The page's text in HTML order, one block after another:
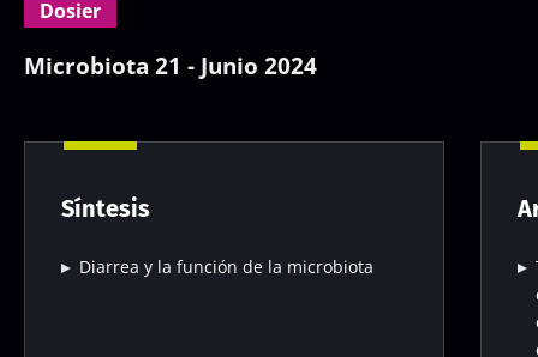
Dosier
Microbiota 21 - Junio 2024
Síntesis
Diarrea y la función de la microbiota